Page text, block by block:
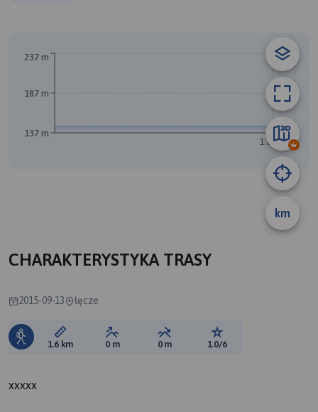
A
km
1.6 km
137 m
187 m
237 m
CHARAKTERYSTYKA TRASY
2015-09-13 łęcze
Długość trasy:
1.6 km Suma przewyższeń:
0 m Suma spadków:
0 m Ocena trasy:
1.0/6
xxxxx